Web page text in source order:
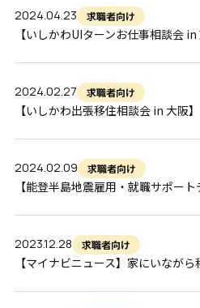
2024.04.23 求職者向け
【いしかわUIターンお仕事相談会 in
2024.02.27 求職者向け
【いしかわ出張移住相談会 in 大阪】
2024.02.09 求職者向け
【能登半島地震雇用・就職サポート
2023.12.28 求職者向け
【マイナビニュース】家にいなが